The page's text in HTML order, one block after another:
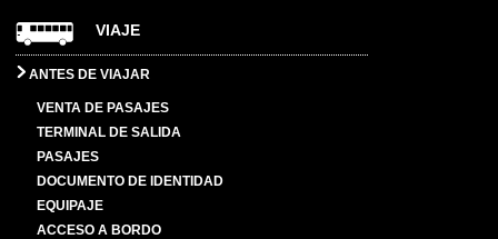
VIAJE
ANTES DE VIAJAR
VENTA DE PASAJES
TERMINAL DE SALIDA
PASAJES
DOCUMENTO DE IDENTIDAD
EQUIPAJE
ACCESO A BORDO